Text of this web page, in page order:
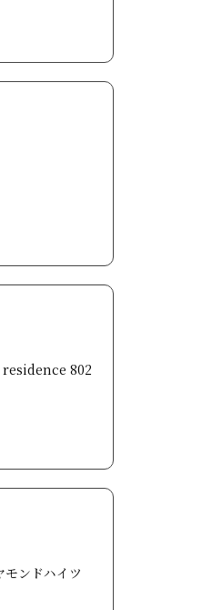
residence 802
ンドハイツ